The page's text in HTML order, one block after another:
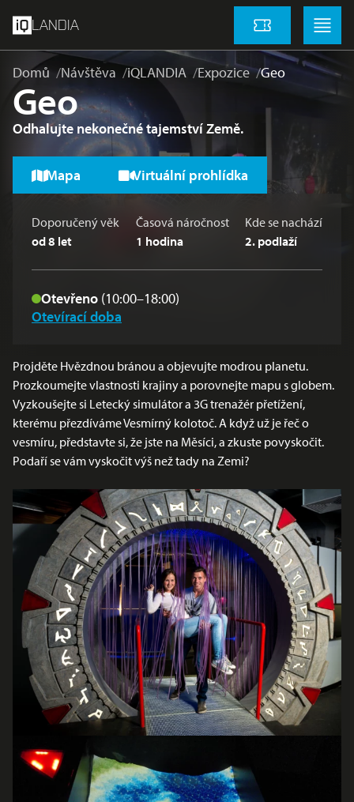
LANDIA Vstupenky
Menu
Domů Návštěva iQLANDIA Expozice Geo
Geo
Odhalujte nekonečné tajemství Země.
Mapa Virtuální prohlídka
Doporučený věk
od 8 let
Časová náročnost
1 hodina
Kde se nachází
2. podlaží
Otevřeno (10:00–18:00)
Otevírací doba
Projděte Hvězdnou bránou a objevujte modrou planetu.
Prozkoumejte vlastnosti krajiny a porovnejte mapu s globem.
Vyzkoušejte si Letecký simulátor a 3G trenažér přetížení,
kterému přezdíváme Vesmírný kolotoč. A když už je řeč o
vesmíru, představte si, že jste na Měsíci, a zkuste povyskočit.
Podaří se vám vyskočit výš než tady na Zemi?